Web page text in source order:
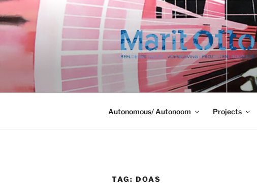
Ga
naar
de
Autonomous/ Autonoom Projects
TAG: DOAS